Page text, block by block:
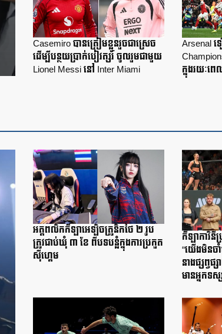
Casemiro បានត្រៀមខ្លួនរួចជាស្រេច
ដើម្បីបន្ថយប្រាក់បៀវត្សរ៍ ចូលរួមជាមួយ
Lionel Messi នៅ Inter Miami
Arsenal ឡ
ក្នុងរយៈពេ
អត្តពលិកកីឡាអេឡិចត្រូនិកថៃ ២ រូប
ត្រូវជាប់ឃុំ ៣ ខែ ពីបទបន្លំក្នុងការប្រកួត
ស៊ីហ្គេម
កីឡាការិនី
“យើងមិនច
នាងផ្សព្វ
មានអ្នកទ